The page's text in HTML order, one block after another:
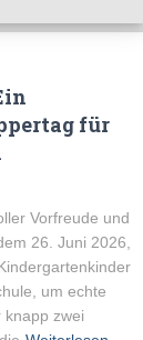
für
Vorfreude und
26. Juni 2026,
um echte
knapp zwei